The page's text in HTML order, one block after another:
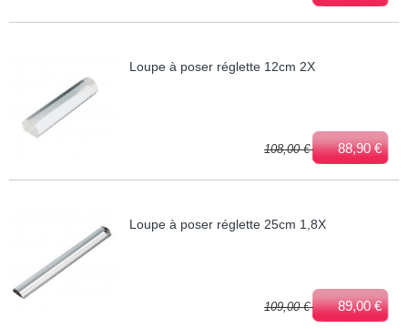
Loupe à poser réglette 12cm 2X
108,00 € 88,90 €
Loupe à poser réglette 25cm 1,8X
109,00 € 89,00 €